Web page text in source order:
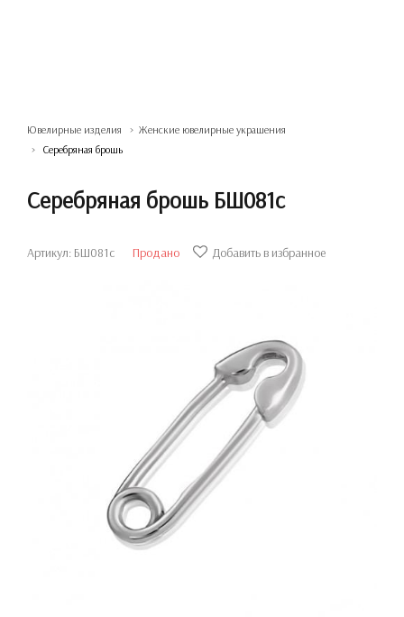
Ювелирные изделия
Женские ювелирные украшения
Серебряная брошь
Серебряная брошь БШ081с
Артикул: БШ081с Продано Добавить в избранное